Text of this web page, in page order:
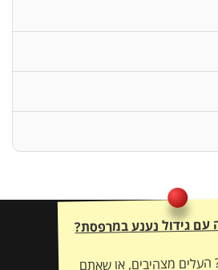
עם גידול נענע במרפסת?
מצהיבים, או שאתם
דשן וייעוץ אישי לשיקום